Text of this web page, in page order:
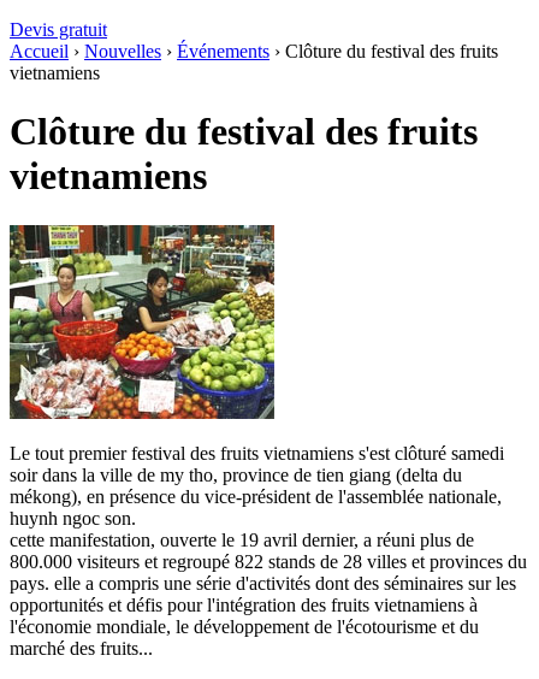
Devis gratuit
Accueil › Nouvelles › Événements › Clôture du festival des fruits
vietnamiens
Clôture du festival des fruits
vietnamiens
Le tout premier festival des fruits vietnamiens s'est clôturé samedi
soir dans la ville de my tho, province de tien giang (delta du
mékong), en présence du vice-président de l'assemblée nationale,
huynh ngoc son.
cette manifestation, ouverte le 19 avril dernier, a réuni plus de
800.000 visiteurs et regroupé 822 stands de 28 villes et provinces du
pays. elle a compris une série d'activités dont des séminaires sur les
opportunités et défis pour l'intégration des fruits vietnamiens à
l'économie mondiale, le développement de l'écotourisme et du
marché des fruits...